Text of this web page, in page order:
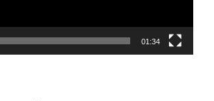
01:34